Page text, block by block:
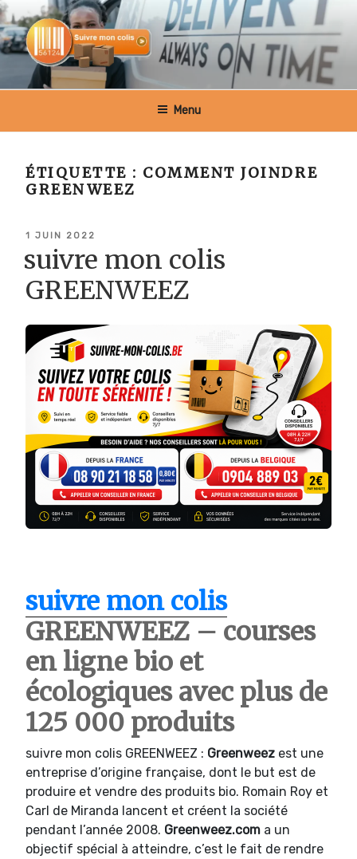
Aller
au
contenu
principal
SUIVRE MON COLIS BELGIQUE
Menu
ÉTIQUETTE : COMMENT JOINDRE
GREENWEEZ
PUBLIÉ
1 JUIN 2022
suivre mon colis
GREENWEEZ
suivre mon colis
GREENWEEZ – courses
en ligne bio et
écologiques avec plus de
125 000 produits
suivre mon colis GREENWEEZ : Greenweez est une
entreprise d’origine française, dont le but est de
produire et vendre des produits bio. Romain Roy et
Carl de Miranda lancent et créent la société
pendant l’année 2008. Greenweez.com a un
objectif spécial à atteindre, c’est le fait de rendre